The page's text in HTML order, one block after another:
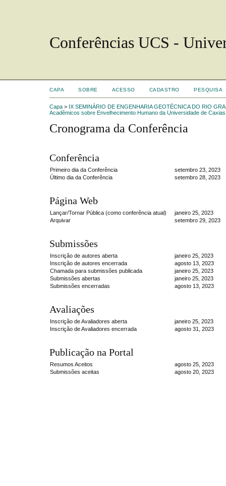
Conferências UCS -
CAPA SOBRE ACESSO CADASTRO PESQUISA
Capa > IX SEMINÁRIO DE ENGENHARIA GEOTÉCNICA DO RIO
Acadêmicos sobre Envelhecimento Humano da Universidade de
Cronograma da Conferência
Conferência
Primeiro dia da Conferência
setembro 23, 2023
Último dia da Conferência
setembro 28, 2023
Página Web
Lançar/Tornar Pública (como conferência atual)
janeiro 25, 2023
Arquivar
setembro 29, 2023
Submissões
Inscrição de autores aberta
janeiro 25, 2023
Inscrição de autores encerrada
agosto 13, 2023
Chamada para submissões publicada
janeiro 25, 2023
Submissões abertas
janeiro 25, 2023
Submissões encerradas
agosto 13, 2023
Avaliações
Inscrição de Avaliadores aberta
janeiro 25, 2023
Inscrição de Avaliadores encerrada
agosto 31, 2023
Publicação na Portal
Resumos Aceitos
agosto 25, 2023
Submissões aceitas
agosto 20, 2023